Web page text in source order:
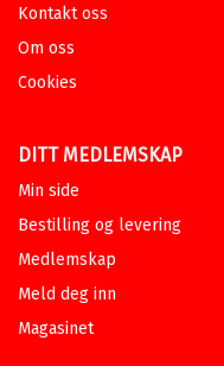
Kontakt oss
Om oss
Cookies
DITT MEDLEMSKAP
Min side
Bestilling og levering
Medlemskap
Meld deg inn
Magasinet